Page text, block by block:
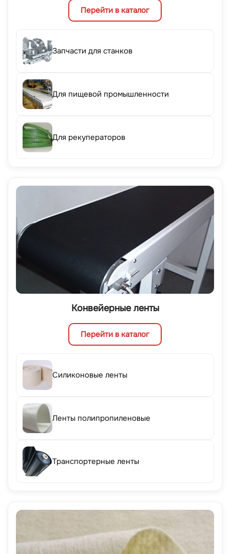
Перейти в каталог
Запчасти для станков
Для пищевой промышленности
Для рекуператоров
Конвейерные ленты
Перейти в каталог
Силиконовые ленты
Ленты полипропиленовые
Транспортерные ленты